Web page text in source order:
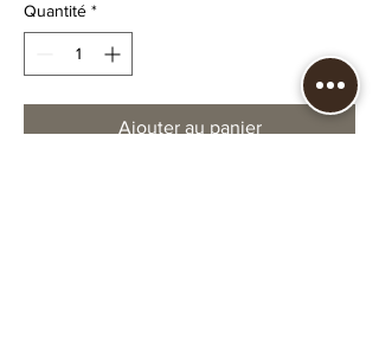
Quantité *
Ajouter au panier